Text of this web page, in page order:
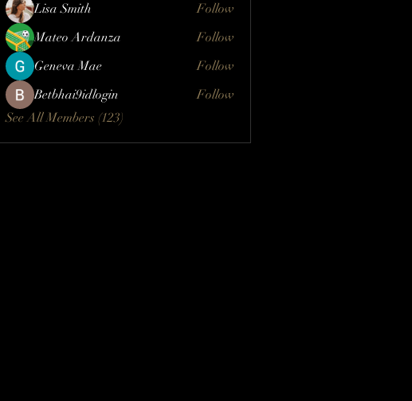
Lisa Smith
Follow
Mateo Ardanza
Follow
Geneva Mae
Follow
Betbhai9idlogin
Follow
See All Members (123)